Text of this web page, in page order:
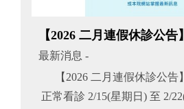
【2026 二月連假休診公告】
最新消息 -
正常看診 2/15(星期日) 至 2/22(星期日) 休診八天